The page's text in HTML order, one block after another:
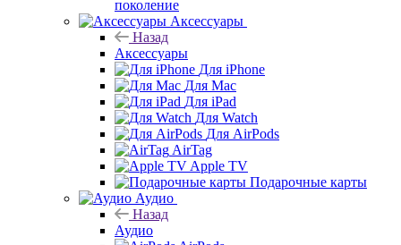
поколение
Аксессуары
Назад
Аксессуары
Для iPhone
Для Mac
Для iPad
Для Watch
Для AirPods
AirTag
Apple TV
Подарочные карты
Аудио
Назад
Аудио